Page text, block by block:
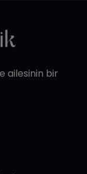
ailesinin bir